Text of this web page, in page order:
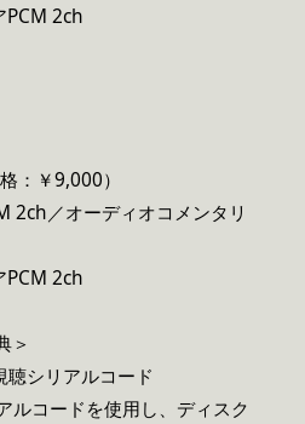
2ch
：￥9,000）
2ch／オーディオコメンタリ
2ch
＞
聴シリアルコード
ルコードを使用し、ディスク